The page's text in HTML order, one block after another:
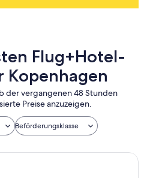
Flug+Hotel-
der vergangenen 48 Stunden
Preise anzuzeigen.
Beförderungsklasse
near Sea